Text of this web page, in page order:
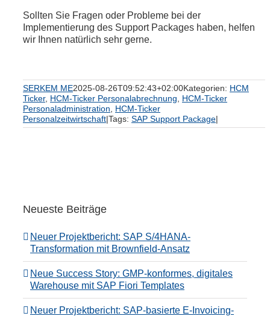
Sollten Sie Fragen oder Probleme bei der
Implementierung des Support Packages haben, helfen
wir Ihnen natürlich sehr gerne.
SERKEM ME2025-08-26T09:52:43+02:00Kategorien: HCM
Ticker, HCM-Ticker Personalabrechnung, HCM-Ticker
Personaladministration, HCM-Ticker
Personalzeitwirtschaft|Tags: SAP Support Package|
Neueste Beiträge
Neuer Projektbericht: SAP S/4HANA-
Transformation mit Brownfield-Ansatz
Neue Success Story: GMP-konformes, digitales
Warehouse mit SAP Fiori Templates
Neuer Projektbericht: SAP-basierte E-Invoicing-